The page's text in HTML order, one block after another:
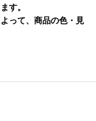
す。
って、商品の色・見